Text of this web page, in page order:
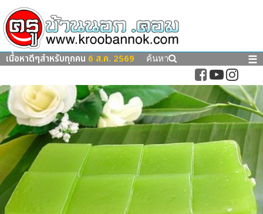
เนื้อหาดีๆสำหรับทุกคน 6 ส.ค. 2569 ค้นหา ☰